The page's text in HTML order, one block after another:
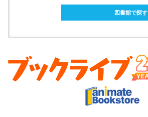
図書館で探す